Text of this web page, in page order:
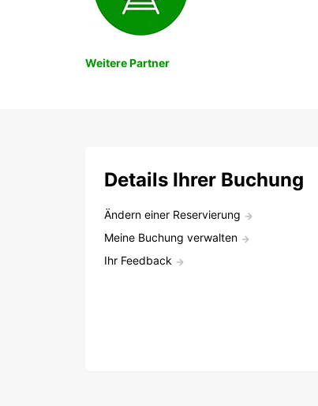
Weitere Partner
Details Ihrer Buchung
Ändern einer Reservierung
Meine Buchung verwalten
Ihr Feedback